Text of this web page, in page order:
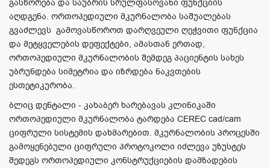
გასწორება და საუბრის სრულფასოვანი ფუნქციის
აღდგენა. ორთოპედიული მკურნალობა საშუალებას
გვაძლევს გამოვასწოროთ დარღვეული ღეჭვითი ფუნქცია
და მეტყველების დეფექტები, ამასთან ერთად,
ორთოპედიული მკურნალობის შემდეგ პაციენტის სახეს
უბრუნდება სიმეტრია და იზრდება ნაკვთების
ესთეტიკურობა.
ბლიც დენტალი - კახაბერ ხარებავას კლინიკაში
ორთოპედიული მკურნალობა ტარდება CEREC cad/cam
ციფრული სისტემის დახმარებით. მკურნალობის პროცესში
გამოყენებული ციფრული პროტოკოლი იძლევა უზუსტეს
შედეგს ორთოპედიული კონსტრუქციების დამზადების